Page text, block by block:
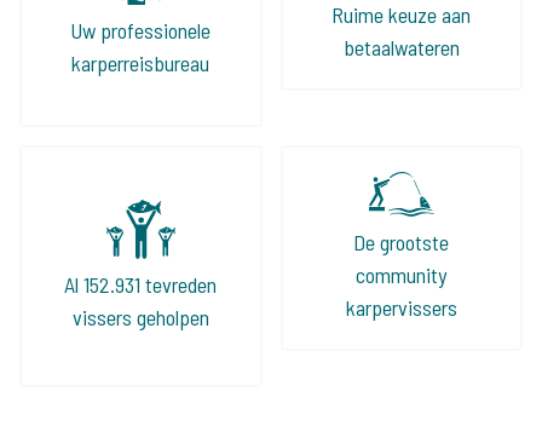
Uw professionele
karperreisbureau
Ruime keuze aan
betaalwateren
Al 152.931 tevreden
vissers geholpen
De grootste
community
karpervissers